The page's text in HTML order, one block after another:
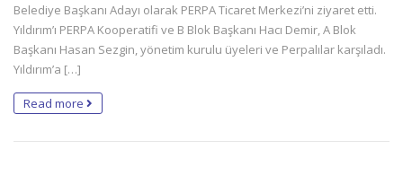
Belediye Başkanı Adayı olarak PERPA Ticaret Merkezi’ni ziyaret etti.
Yıldırım’ı PERPA Kooperatifi ve B Blok Başkanı Hacı Demir, A Blok
Başkanı Hasan Sezgin, yönetim kurulu üyeleri ve Perpalılar karşıladı.
Yıldırım’a […]
Read more